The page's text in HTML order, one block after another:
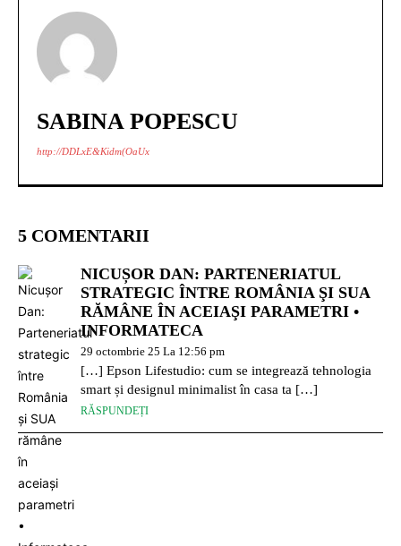
SABINA POPESCU
http://DDLxE&Kidm(OaUx
5 COMENTARII
NICUȘOR DAN: PARTENERIATUL
STRATEGIC ÎNTRE ROMÂNIA ŞI SUA
RĂMÂNE ÎN ACEIAŞI PARAMETRI •
INFORMATECA
29 octombrie 25 La 12:56 pm
[…] Epson Lifestudio: cum se integrează tehnologia
smart și designul minimalist în casa ta […]
RĂSPUNDEȚI